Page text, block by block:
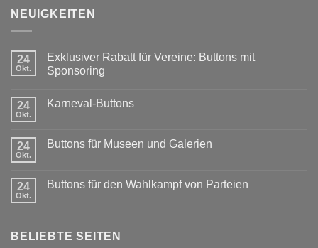
NEUIGKEITEN
24
Okt.
Exklusiver Rabatt für Vereine: Buttons mit
Sponsoring
zu
Vereine:
Buttons
24
Okt.
Karneval-Buttons
Karneval-
24
Okt.
Buttons für Museen und Galerien
Buttons
24
Okt.
Buttons für den Wahlkampf von Parteien
für
BELIEBTE SEITEN